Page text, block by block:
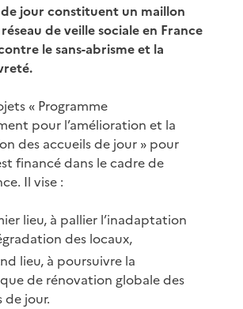
de jour constituent un maillon
de veille sociale en France
le sans-abrisme et la
« Programme
pour l’amélioration et la
des accueils de jour » pour
financé dans le cadre de
Il vise :
lieu, à pallier l’inadaptation
des locaux,
lieu, à poursuivre la
de rénovation globale des
de jour.